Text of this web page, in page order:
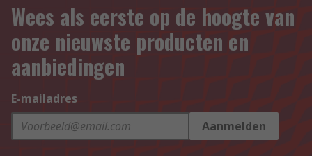
Wees als eerste op de hoogte van
onze nieuwste producten en
aanbiedingen
E-mailadres
Aanmelden